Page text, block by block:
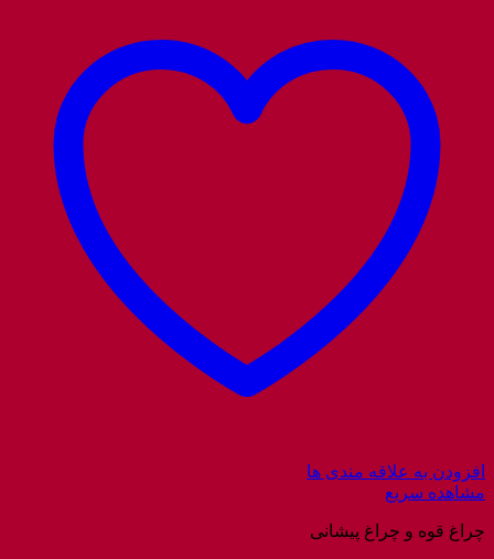
افزودن به علاقه مندی ها
مشاهده سریع
چراغ قوه و چراغ پیشانی